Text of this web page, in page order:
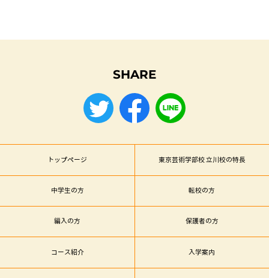
SHARE
トップページ 東京芸術学部校 立川校の特長
中学生の方 転校の方
編入の方 保護者の方
コース紹介 入学案内